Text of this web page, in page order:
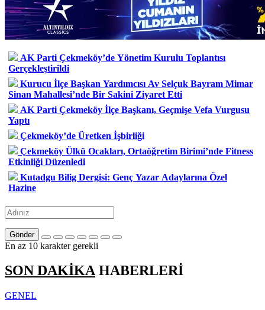
AK Parti Çekmeköy’de Yönetim Kurulu Toplantısı
Gerçekleştirildi
Kurucu İlçe Başkan Yardımcısı Av Selçuk Bayram Mimar
Sinan Mahallesi’nde Bir Sakini Ziyaret Etti
AK Parti Çekmeköy İlçe Başkanı, Geçmişe Vefa Vurgusu
Yaptı
Çekmeköy’de Üretken İşbirliği
Çekmeköy Ülkü Ocakları, Ortaöğretim Birimi’nde Fitness
Etkinliği Düzenledi
Kutadgu Bilig Dergisi: Genç Yazar Adaylarına Özel
Hazine
Gönder
En az 10 karakter gerekli
SON DAKİKAHABERLERİ
GENEL